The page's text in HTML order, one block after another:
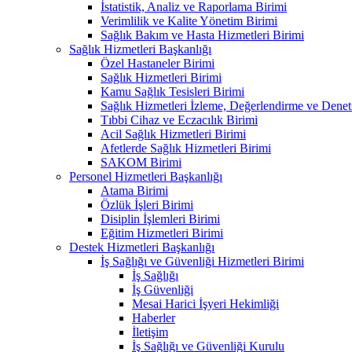
İstatistik, Analiz ve Raporlama Birimi
Verimlilik ve Kalite Yönetim Birimi
Sağlık Bakım ve Hasta Hizmetleri Birimi
Sağlık Hizmetleri Başkanlığı
Özel Hastaneler Birimi
Sağlık Hizmetleri Birimi
Kamu Sağlık Tesisleri Birimi
Sağlık Hizmetleri İzleme, Değerlendirme ve
Tıbbi Cihaz ve Eczacılık Birimi
Acil Sağlık Hizmetleri Birimi
Afetlerde Sağlık Hizmetleri Birimi
SAKOM Birimi
Personel Hizmetleri Başkanlığı
Atama Birimi
Özlük İşleri Birimi
Disiplin İşlemleri Birimi
Eğitim Hizmetleri Birimi
Destek Hizmetleri Başkanlığı
İş Sağlığı ve Güvenliği Hizmetleri Birimi
İş Sağlığı
İş Güvenliği
Mesai Harici İşyeri Hekimliği
Haberler
İletişim
İş Sağlığı ve Güvenliği Kurulu